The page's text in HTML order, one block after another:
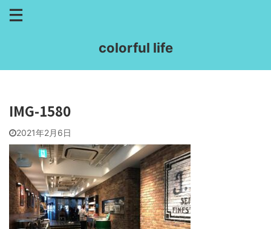
colorful life
IMG-1580
2021年2月6日